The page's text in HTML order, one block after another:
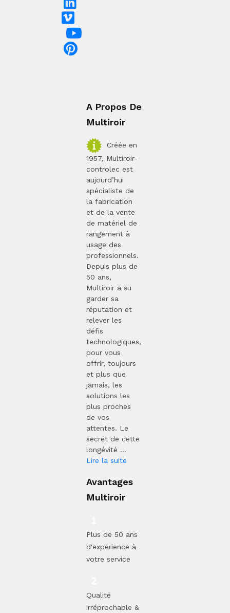
A Propos De
Multiroir
Créée en
1957, Multiroir-
controlec est
aujourd’hui
spécialiste de
la fabrication
et de la vente
de matériel de
rangement à
usage des
professionnels.
Depuis plus de
50 ans,
Multiroir a su
garder sa
réputation et
relever les
défis
technologiques,
pour vous
offrir, toujours
et plus que
jamais, les
solutions les
plus proches
de vos
attentes. Le
secret de cette
longévité ...
Lire la suite
Avantages
Multiroir
Plus de 50 ans
d'expérience à
votre service
Qualité
irréprochable &